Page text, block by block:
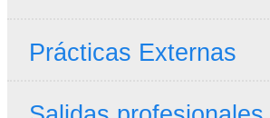
Prácticas Externas